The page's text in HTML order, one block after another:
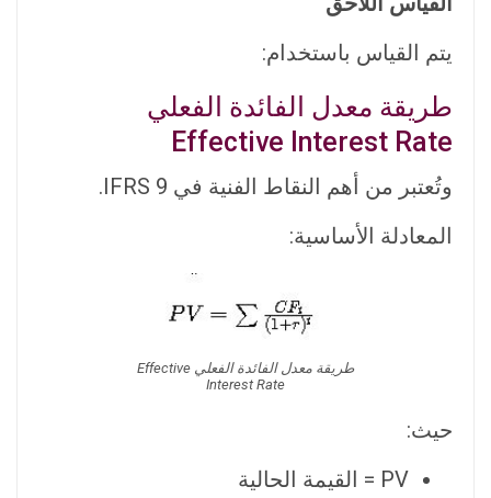
يتم القياس باستخدام:
طريقة معدل الفائدة الفعلي
Effective Interest Rate
وتُعتبر من أهم النقاط الفنية في IFRS 9.
المعادلة الأساسية:
طريقة معدل الفائدة الفعلي Effective
Interest Rate
حيث:
PV = القيمة الحالية